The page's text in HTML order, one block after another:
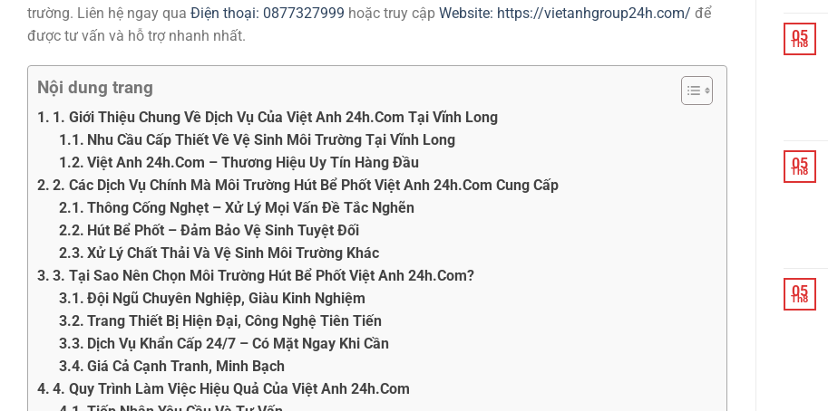
trường. Liên hệ ngay qua Điện thoại: 0877327999 hoặc truy cập Website: https://vietanhgroup24h.com/ để
được tư vấn và hỗ trợ nhanh nhất.
Nội dung trang
1. Giới Thiệu Chung Về Dịch Vụ Của Việt Anh 24h.Com Tại Vĩnh Long
Nhu Cầu Cấp Thiết Về Vệ Sinh Môi Trường Tại Vĩnh Long
Việt Anh 24h.Com – Thương Hiệu Uy Tín Hàng Đầu
2. Các Dịch Vụ Chính Mà Môi Trường Hút Bể Phốt Việt Anh 24h.Com Cung Cấp
Thông Cống Nghẹt – Xử Lý Mọi Vấn Đề Tắc Nghẽn
Hút Bể Phốt – Đảm Bảo Vệ Sinh Tuyệt Đối
Xử Lý Chất Thải Và Vệ Sinh Môi Trường Khác
3. Tại Sao Nên Chọn Môi Trường Hút Bể Phốt Việt Anh 24h.Com?
Đội Ngũ Chuyên Nghiệp, Giàu Kinh Nghiệm
Trang Thiết Bị Hiện Đại, Công Nghệ Tiên Tiến
Dịch Vụ Khẩn Cấp 24/7 – Có Mặt Ngay Khi Cần
Giá Cả Cạnh Tranh, Minh Bạch
4. Quy Trình Làm Việc Hiệu Quả Của Việt Anh 24h.Com
05
Th8
05
Th8
05
Th8